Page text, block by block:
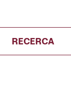
RECERCA